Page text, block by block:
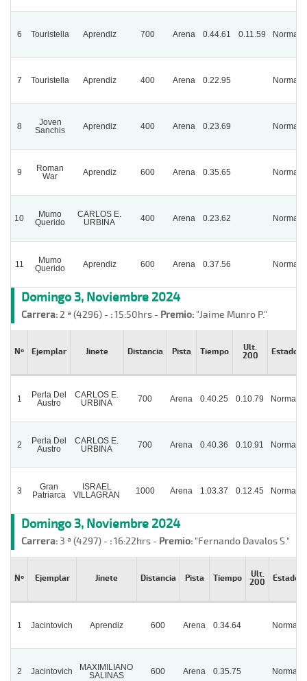
6 Touristella Aprendiz 700 Arena 0.44.61 0.11.59 Normal
7 Touristella Aprendiz 400 Arena 0.22.95 Normal
8
Joven
Sanchis
Aprendiz 400 Arena 0.23.69 Normal
9
Roman
War
Aprendiz 600 Arena 0.35.65 Normal
10
Mumo
Querido
CARLOS E.
URBINA
400 Arena 0.23.62 Normal
11
Mumo
Querido
Aprendiz 600 Arena 0.37.56 Normal
Domingo 3, Noviembre 2024
Carrera:2 ª (4296) - :15:50hrs - Premio: "Jaime Munro P."
Nº Ejemplar Jinete Distancia Pista Tiempo
Ult.
200
Estado
1
Perla Del
Austro
CARLOS E.
URBINA
700 Arena 0.40.25 0.10.79 Normal
2
Perla Del
Austro
CARLOS E.
URBINA
700 Arena 0.40.36 0.10.91 Normal
3
Gran
Patriarca
ISRAEL
VILLAGRAN
1000 Arena 1.03.37 0.12.45 Normal
Domingo 3, Noviembre 2024
Carrera:3 ª (4297) - :16:22hrs - Premio: "Fernando Davalos S."
Nº Ejemplar Jinete Distancia Pista Tiempo
Ult.
200
Estado
1 Jacintovich Aprendiz 600 Arena 0.34.64 Normal
2 Jacintovich
MAXIMILIANO
SALINAS
600 Arena 0.35.75 Normal